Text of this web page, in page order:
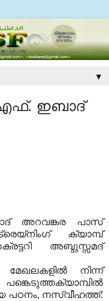
▼
ഇബാദ്
അറവങ്കര പാസ്
ക്യാമ്പ്
അബ്ദുസ്സമദ്
മേഖലകളില്‍ നിന്ന്
ക്യാമ്പില്‍
പഠനം, നസ്വീഹത്ത്: